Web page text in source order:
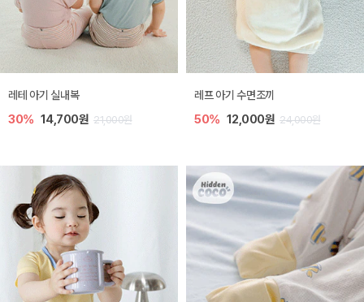
레테 아기 실내복
30% 14,700원 21,000원
레프 아기 수면조끼
50% 12,000원 24,000원